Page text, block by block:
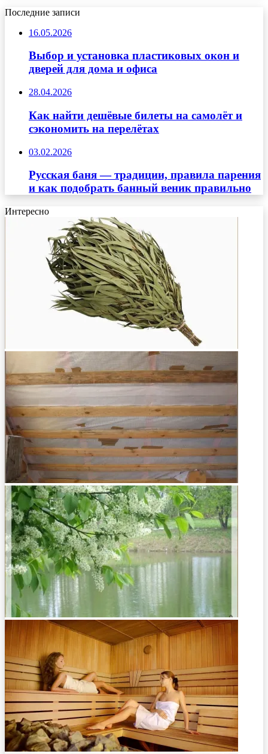
Последние записи
16.05.2026
Выбор и установка пластиковых окон и
дверей для дома и офиса
28.04.2026
Как найти дешёвые билеты на самолёт и
сэкономить на перелётах
03.02.2026
Русская баня — традиции, правила парения
и как подобрать банный веник правильно
Интересно